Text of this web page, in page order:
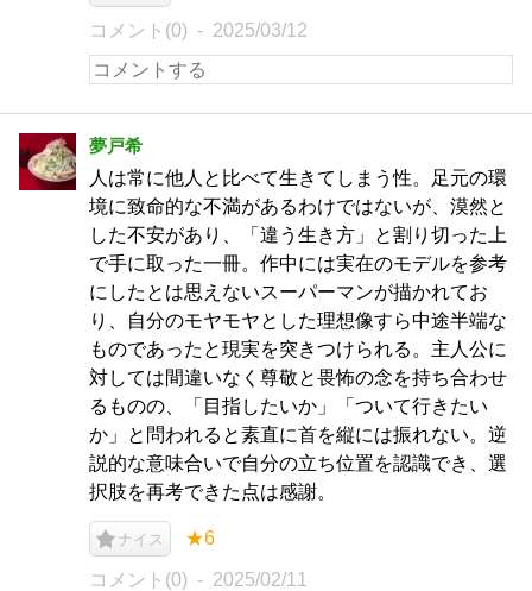
コメント(0) 2025/03/12
夢戸希
人は常に他人と比べて生きてしまう性。足元の環
境に致命的な不満があるわけではないが、漠然と
した不安があり、「違う生き方」と割り切った上
で手に取った一冊。作中には実在のモデルを参考
にしたとは思えないスーパーマンが描かれてお
り、自分のモヤモヤとした理想像すら中途半端な
ものであったと現実を突きつけられる。主人公に
対しては間違いなく尊敬と畏怖の念を持ち合わせ
るものの、「目指したいか」「ついて行きたい
か」と問われると素直に首を縦には振れない。逆
説的な意味合いで自分の立ち位置を認識でき、選
択肢を再考できた点は感謝。
ナイス ★6
コメント(0) 2025/02/11